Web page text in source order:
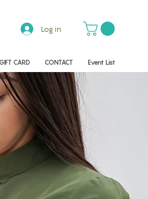
Log in
GIFT CARD CONTACT Event List